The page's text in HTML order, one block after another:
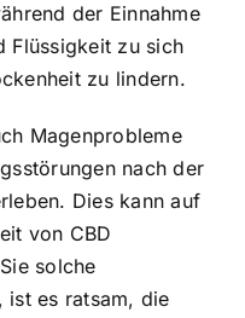
der Einnahme
Flüssigkeit zu sich
zu lindern.
Magenprobleme
nach der
Dies kann auf
von CBD
solche
ist es ratsam, die